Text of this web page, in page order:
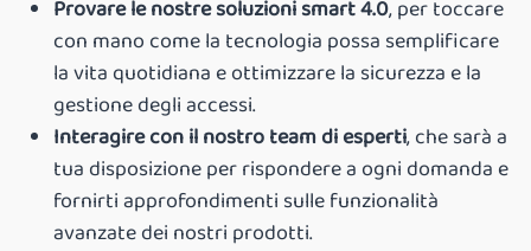
Provare le nostre soluzioni smart 4.0, per toccare
con mano come la tecnologia possa semplificare
la vita quotidiana e ottimizzare la sicurezza e la
gestione degli accessi.
Interagire con il nostro team di esperti, che sarà a
tua disposizione per rispondere a ogni domanda e
fornirti approfondimenti sulle funzionalità
avanzate dei nostri prodotti.